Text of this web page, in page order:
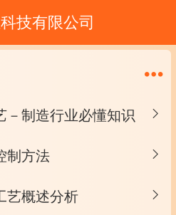
技有限公司
－制造行业必懂知识
制方法
艺概述分析